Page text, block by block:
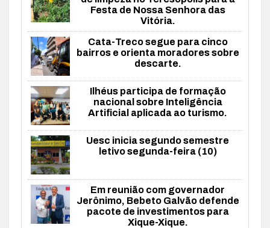
Festa de Nossa Senhora das
Vitória.
Cata-Treco segue para cinco
bairros e orienta moradores sobre
descarte.
Ilhéus participa de formação
nacional sobre Inteligência
Artificial aplicada ao turismo.
Uesc inicia segundo semestre
letivo segunda-feira (10)
Em reunião com governador
Jerônimo, Bebeto Galvão defende
pacote de investimentos para
Xique-Xique.